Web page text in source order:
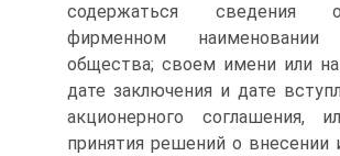
содержаться сведения
фирменном наименовании
общества; своем имени или
дате заключения и дате
акционерного соглашения,
принятия решений о внесении